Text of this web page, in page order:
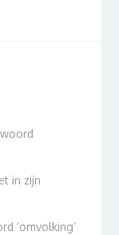
in zijn
‘omvolking’